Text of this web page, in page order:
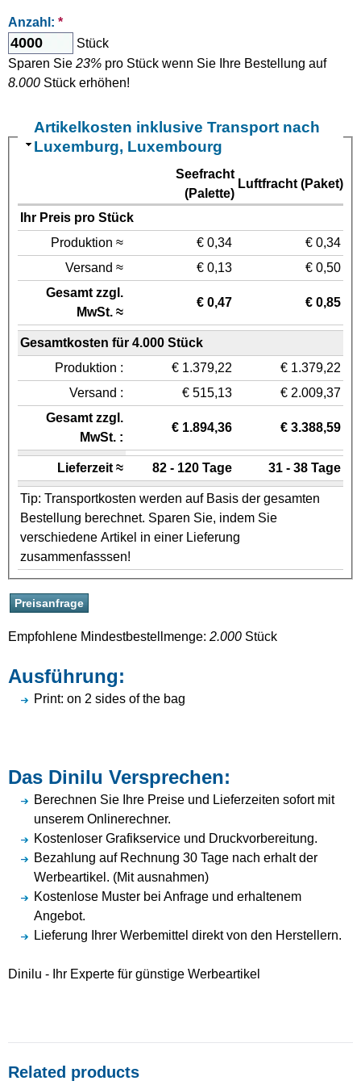
Anzahl: *
Stück
Sparen Sie 23% pro Stück wenn Sie Ihre Bestellung auf
8.000 Stück erhöhen!
Artikelkosten inklusive Transport nach
Luxemburg, Luxembourg
Seefracht
(Palette)
Luftfracht (Paket)
Ihr Preis pro Stück
Produktion ≈
€ 0,34
€ 0,34
Versand ≈
€ 0,13
€ 0,50
Gesamt zzgl.
MwSt. ≈
€ 0,47 € 0,85
Gesamtkosten für 4.000 Stück
Produktion :
€ 1.379,22
€ 1.379,22
Versand :
€ 515,13
€ 2.009,37
Gesamt zzgl.
MwSt. :
€ 1.894,36 € 3.388,59
Lieferzeit ≈ 82 - 120 Tage 31 - 38 Tage
Tip: Transportkosten werden auf Basis der gesamten
Bestellung berechnet. Sparen Sie, indem Sie
verschiedene Artikel in einer Lieferung
zusammenfasssen!
Empfohlene Mindestbestellmenge: 2.000 Stück
Ausführung:
Print: on 2 sides of the bag
Das Dinilu Versprechen:
Berechnen Sie Ihre Preise und Lieferzeiten sofort mit
unserem Onlinerechner.
Kostenloser Grafikservice und Druckvorbereitung.
Bezahlung auf Rechnung 30 Tage nach erhalt der
Werbeartikel. (Mit ausnahmen)
Kostenlose Muster bei Anfrage und erhaltenem
Angebot.
Lieferung Ihrer Werbemittel direkt von den Herstellern.
Dinilu - Ihr Experte für günstige Werbeartikel
Related products